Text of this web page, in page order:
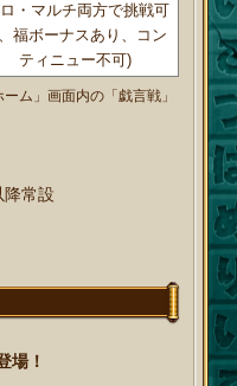
・マルチ両方で挑戦可
福ボーナスあり、コン
ティニュー不可)
ム」画面内の「戯言戦」
常設
場！